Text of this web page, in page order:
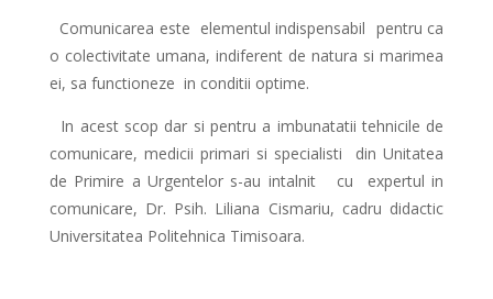
Comunicarea este elementul indispensabil pentru ca
o colectivitate umana, indiferent de natura si marimea
ei, sa functioneze in conditii optime.
In acest scop dar si pentru a imbunatatii tehnicile de
comunicare, medicii primari si specialisti din Unitatea
de Primire a Urgentelor s-au intalnit cu expertul in
comunicare, Dr. Psih. Liliana Cismariu, cadru didactic
Universitatea Politehnica Timisoara.